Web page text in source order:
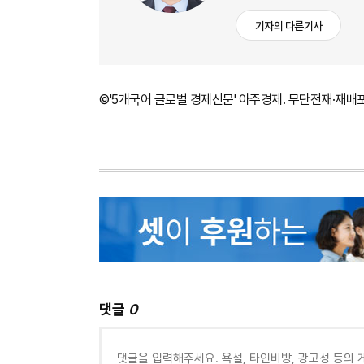
기자의 다른기사
©'5개국어 글로벌 경제신문' 아주경제. 무단전재·재배
댓글 0